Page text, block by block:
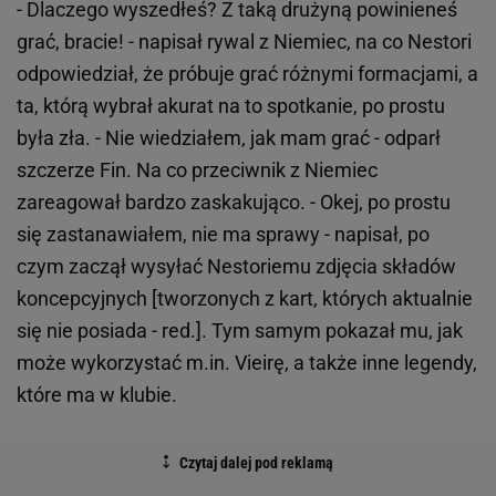
- Dlaczego wyszedłeś? Z taką drużyną powinieneś
grać, bracie! - napisał rywal z Niemiec, na co Nestori
odpowiedział, że próbuje grać różnymi formacjami, a
ta, którą wybrał akurat na to spotkanie, po prostu
była zła. - Nie wiedziałem, jak mam grać - odparł
szczerze Fin. Na co przeciwnik z Niemiec
zareagował bardzo zaskakująco. - Okej, po prostu
się zastanawiałem, nie ma sprawy - napisał, po
czym zaczął wysyłać Nestoriemu zdjęcia składów
koncepcyjnych [tworzonych z kart, których aktualnie
się nie posiada - red.]. Tym samym pokazał mu, jak
może wykorzystać m.in. Vieirę, a także inne legendy,
które ma w klubie.